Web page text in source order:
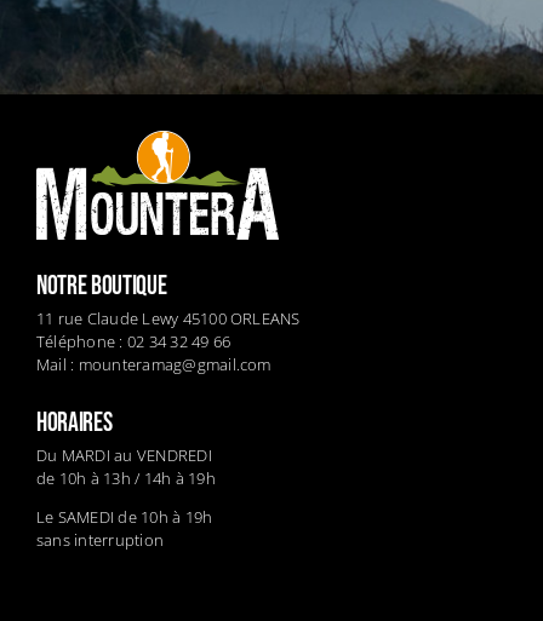
NOTRE BOUTIQUE
11 rue Claude Lewy 45100 ORLEANS
Téléphone : 02 34 32 49 66
Mail : mounteramag@gmail.com
HORAIRES
Du MARDI au VENDREDI
de 10h à 13h / 14h à 19h
Le SAMEDI de 10h à 19h
sans interruption